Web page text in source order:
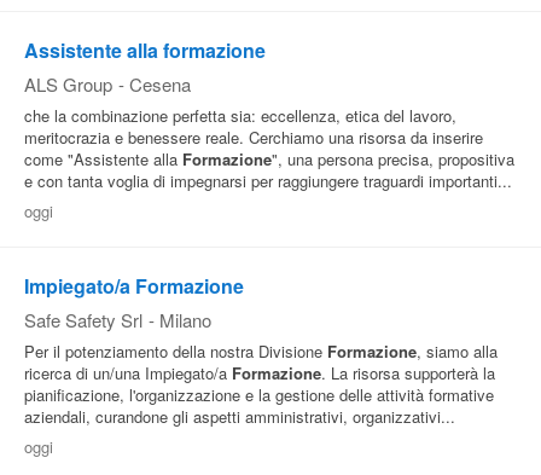
Assistente alla formazione
ALS Group - Cesena
che la combinazione perfetta sia: eccellenza, etica del lavoro,
meritocrazia e benessere reale. Cerchiamo una risorsa da inserire
come "Assistente alla Formazione", una persona precisa, propositiva
e con tanta voglia di impegnarsi per raggiungere traguardi importanti...
oggi
Impiegato/a Formazione
Safe Safety Srl - Milano
Per il potenziamento della nostra Divisione Formazione, siamo alla
ricerca di un/una Impiegato/a Formazione. La risorsa supporterà la
pianificazione, l'organizzazione e la gestione delle attività formative
aziendali, curandone gli aspetti amministrativi, organizzativi...
oggi